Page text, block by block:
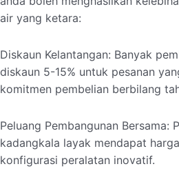
air yang ketara:
Diskaun Kelantangan: Banyak
diskaun 5-15% untuk pesanan
komitmen pembelian berbilang
Peluang Pembangunan Bersama:
kadangkala layak mendapat
konfigurasi peralatan inovatif.